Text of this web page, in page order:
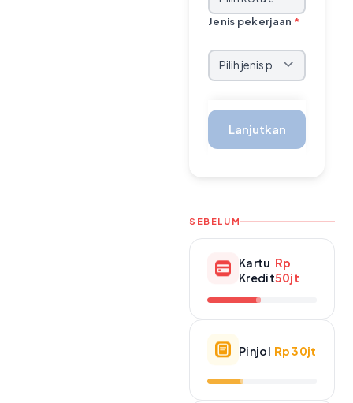
Jenis pekerjaan *
Lanjutkan
SEBELUM
Kartu
Kredit
Rp
50jt
Pinjol Rp 30jt